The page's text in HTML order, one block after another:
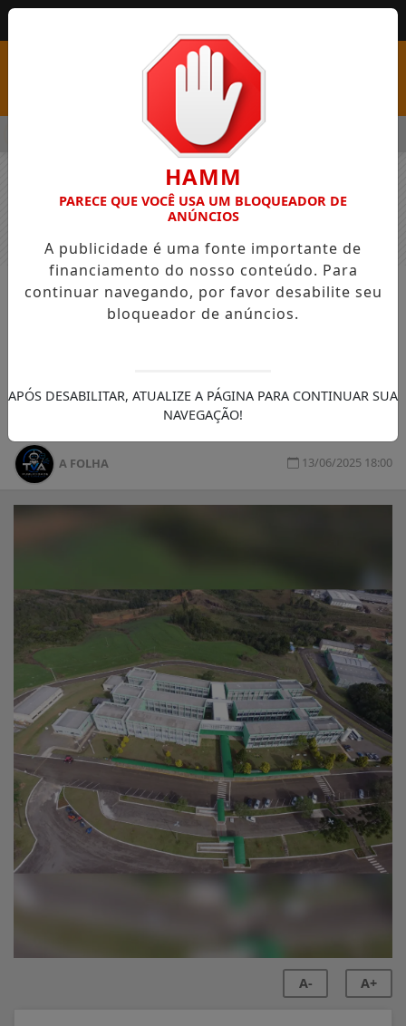
COM VAGAS EM SEIS FUNÇÕES E SALÁRIOS QUE CHEGAM A
NOTÍCIAS GERAL
IFPR e Faculdade de Direito da
acadêmico
A FOLHA 13/06/2025 18:00
A- A+
HAMM
PARECE QUE VOCÊ USA UM BLOQUEADOR DE
ANÚNCIOS
A publicidade é uma fonte importante de
financiamento do nosso conteúdo. Para
continuar navegando, por favor desabilite seu
bloqueador de anúncios.
APÓS DESABILITAR, ATUALIZE A PÁGINA PARA CONTINUAR SUA
NAVEGAÇÃO!